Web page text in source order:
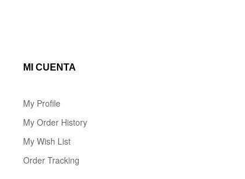
MI CUENTA
My Profile
My Order History
My Wish List
Order Tracking